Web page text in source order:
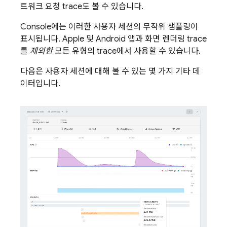
트워크 요청 trace도 볼 수 있습니다.
Console에는 이러한 사용자 세션의 무작위 샘플링이
표시됩니다. Apple 및 Android 앱과 화면 렌더링 trace
를 제외한모든 유형의 trace에서 사용할 수 있습니다.
다음은 사용자 세션에 대해 볼 수 있는 몇 가지 기타 데
이터입니다.